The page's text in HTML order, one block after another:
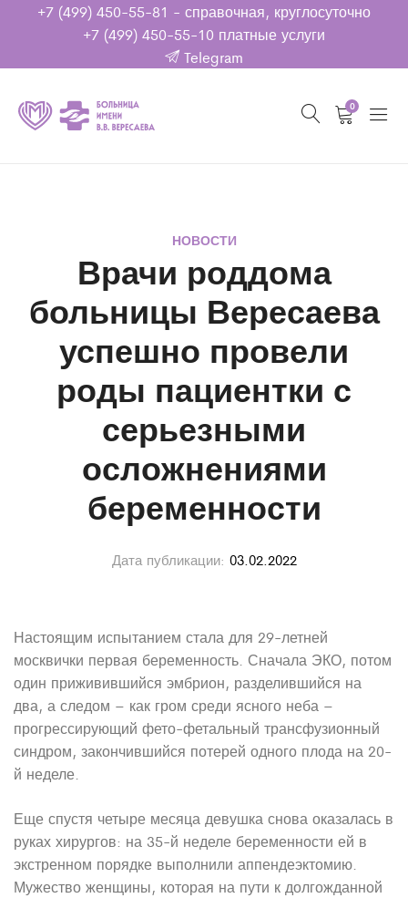
+7 (499) 450-55-81 - справочная, круглосуточно
+7 (499) 450-55-10 платные услуги
Telegram
0
НОВОСТИ
Врачи роддома
больницы Вересаева
успешно провели
роды пациентки с
серьезными
осложнениями
беременности
Дата публикации: 03.02.2022
Настоящим испытанием стала для 29-летней
москвички первая беременность. Сначала ЭКО, потом
один приживившийся эмбрион, разделившийся на
два, а следом – как гром среди ясного неба –
прогрессирующий фето-фетальный трансфузионный
синдром, закончившийся потерей одного плода на 20-
й неделе.
Еще спустя четыре месяца девушка снова оказалась в
руках хирургов: на 35-й неделе беременности ей в
экстренном порядке выполнили аппендеэктомию.
Мужество женщины, которая на пути к долгожданной